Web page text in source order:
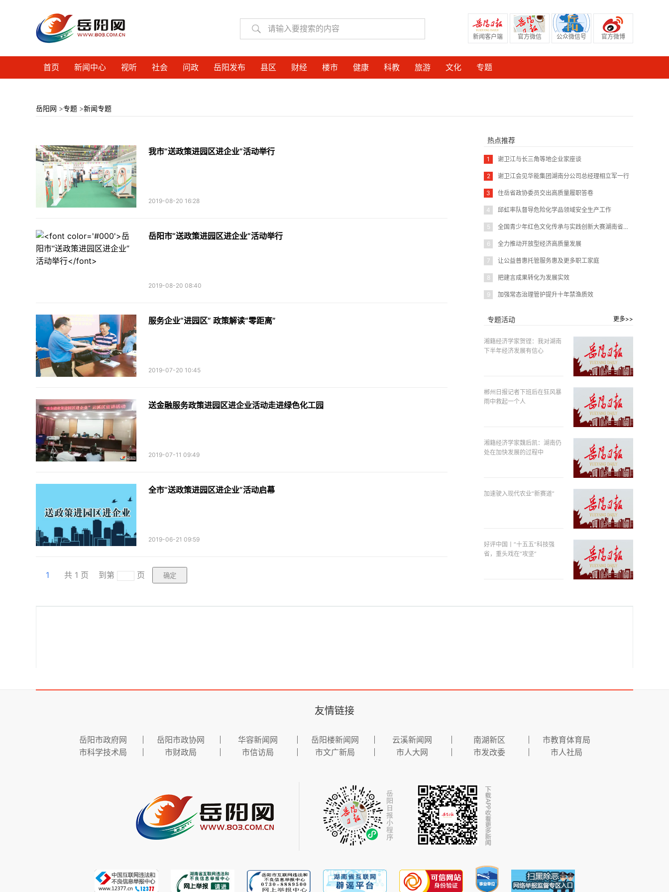
新闻客户端 官方微信 公众微信号 官方微博
首页 新闻中心 视听 社会 问政 岳阳发布 县区 财经 楼市 健康 科教 旅游 文化 专题
岳阳网 >专题 >新闻专题
我市“送政策进园区进企业”活动举行
2019-08-20 16:28
岳阳市“送政策进园区进企业”活动举行
2019-08-20 08:40
服务企业“进园区” 政策解读“零距离”
2019-07-20 10:45
送金融服务政策进园区进企业活动走进绿色化工园
2019-07-11 09:49
全市“送政策进园区进企业”活动启幕
2019-06-21 09:59
1 共 1 页 到第 页
热点推荐
1 谢卫江与长三角等地企业家座谈
2 谢卫江会见华能集团湖南分公司总经理相立军一行
3 住岳省政协委员交出高质量履职答卷
4 邱虹率队督导危险化学品领域安全生产工作
5 全国青少年红色文化传承与实践创新大赛湖南省赛在岳阳圆满闭幕
6 全力推动开放型经济高质量发展
7 让公益普惠托管服务惠及更多职工家庭
8 把建言成果转化为发展实效
9 加强常态治理管护提升十年禁渔质效
专题活动 更多>>
湘籍经济学家贺铿：我对湖南
下半年经济发展有信心
郴州日报记者下班后在狂风暴
雨中救起一个人
湘籍经济学家魏后凯：湖南仍
处在加快发展的过程中
加速驶入现代农业“新赛道”
好评中国丨“十五五”科技强
省，重头戏在“攻坚”
友情链接
岳阳市政府网 岳阳市政协网 华容新闻网 岳阳楼新闻网 云溪新闻网 南湖新区
市教育体育局
市科学技术局
市财政局 市信访局 市文广新局 市人大网 市发改委 市人社局